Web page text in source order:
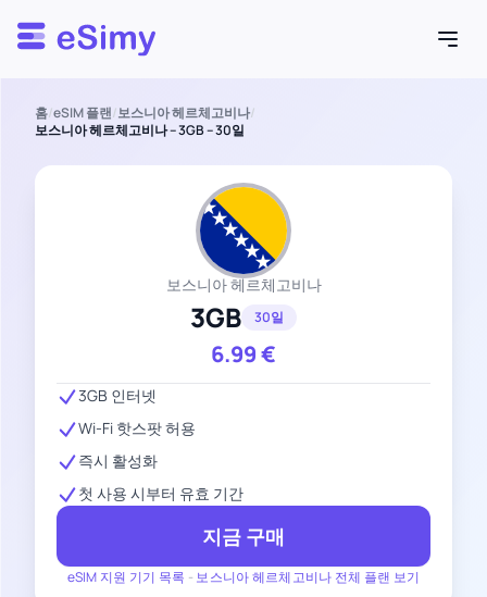
Esimy
홈/eSIM 플랜/보스니아 헤르체고비나/
보스니아 헤르체고비나 – 3GB – 30일
보스니아 헤르체고비나
3GB 30일
6.99€
eSIM 지원 기기 목록 - 보스니아 헤르체고비나 전체 플랜 보기
3GB 인터넷
Wi-Fi 핫스팟 허용
즉시 활성화
첫 사용 시부터 유효 기간
지금 구매